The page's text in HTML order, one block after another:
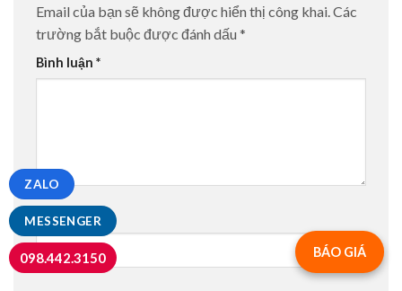
Email của bạn sẽ không được hiển thị công khai.Các
trường bắt buộc được đánh dấu *
Bình luận *
Tên*
BÁO GIÁ
MESSENGER
ZALO
098.442.3150